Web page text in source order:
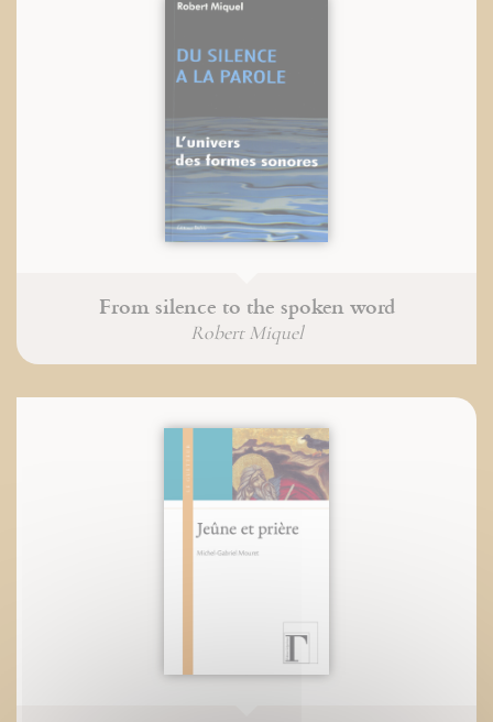
From silence to the spoken word
Robert Miquel